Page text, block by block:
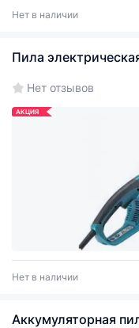
Нет в наличии
Пила
Нет отзывов
АКЦИЯ
Нет в наличии
Аккумуляторная